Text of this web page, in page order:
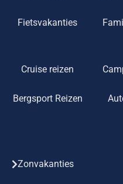
Fietsvakanties
Cruise reizen
Bergsport Reizen
Zonvakanties